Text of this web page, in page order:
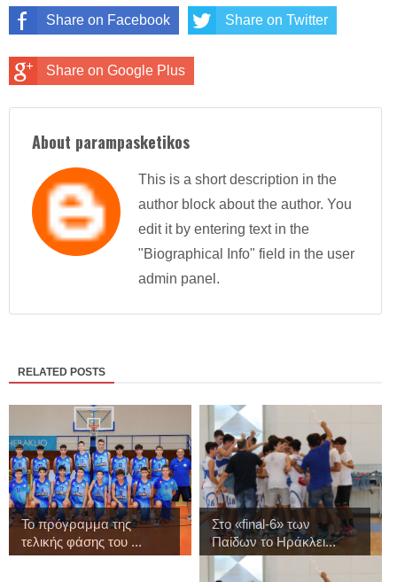
Share on Facebook Share on Twitter
Share on Google Plus
About parampasketikos
This is a short description in the
author block about the author. You
edit it by entering text in the
"Biographical Info" field in the user
admin panel.
RELATED POSTS
Το πρόγραμμα της
τελικής φάσης του ...
Στo «final-6» των
Παίδων το Ηράκλει...